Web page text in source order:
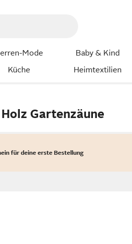
Mode Baby & Kind
Küche Heimtextilien
Gartenzäune
für deine erste Bestellung